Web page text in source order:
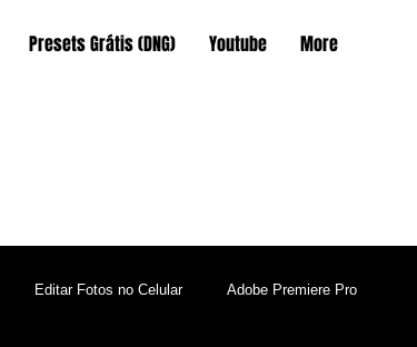
Presets Grátis (DNG) Youtube More
Editar Fotos no Celular Adobe Premiere Pro